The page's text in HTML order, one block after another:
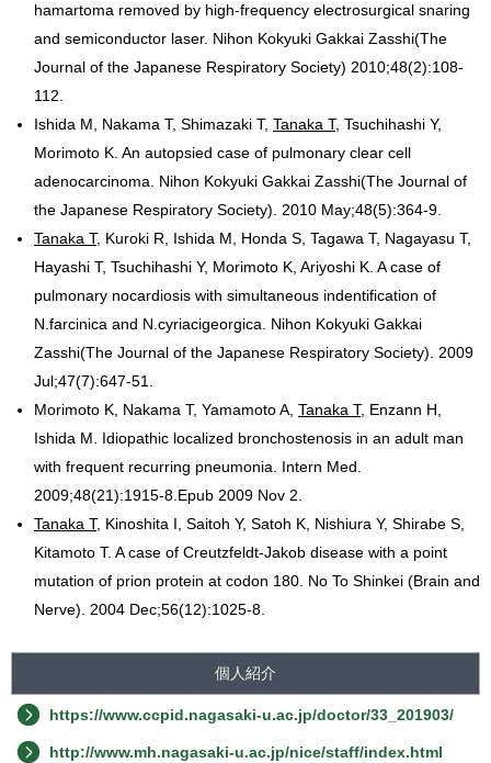
hamartoma removed by high-frequency electrosurgical snaring
and semiconductor laser. Nihon Kokyuki Gakkai Zasshi(The
Journal of the Japanese Respiratory Society) 2010;48(2):108-
112.
Ishida M, Nakama T, Shimazaki T, Tanaka T, Tsuchihashi Y,
Morimoto K. An autopsied case of pulmonary clear cell
adenocarcinoma. Nihon Kokyuki Gakkai Zasshi(The Journal of
the Japanese Respiratory Society). 2010 May;48(5):364-9.
Tanaka T, Kuroki R, Ishida M, Honda S, Tagawa T, Nagayasu T,
Hayashi T, Tsuchihashi Y, Morimoto K, Ariyoshi K. A case of
pulmonary nocardiosis with simultaneous indentification of
N.farcinica and N.cyriacigeorgica. Nihon Kokyuki Gakkai
Zasshi(The Journal of the Japanese Respiratory Society). 2009
Jul;47(7):647-51.
Morimoto K, Nakama T, Yamamoto A, Tanaka T, Enzann H,
Ishida M. Idiopathic localized bronchostenosis in an adult man
with frequent recurring pneumonia. Intern Med.
2009;48(21):1915-8.Epub 2009 Nov 2.
Tanaka T, Kinoshita I, Saitoh Y, Satoh K, Nishiura Y, Shirabe S,
Kitamoto T. A case of Creutzfeldt-Jakob disease with a point
mutation of prion protein at codon 180. No To Shinkei (Brain and
Nerve). 2004 Dec;56(12):1025-8.
個人紹介
https://www.ccpid.nagasaki-u.ac.jp/doctor/33_201903/
http://www.mh.nagasaki-u.ac.jp/nice/staff/index.html